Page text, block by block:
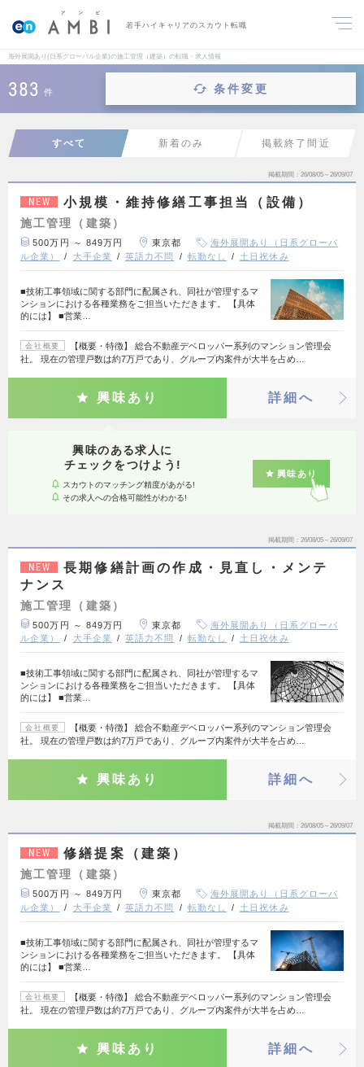
若手ハイキャリアのスカウト転職
海外展開あり(日系グローバル企業)の施工管理（建築）の転職・求人情報
383 件 条件変更
すべて 新着のみ 掲載終了間近
掲載期間 26/08/05～26/09/07
NEW 小規模・維持修繕工事担当（設備）
施工管理（建築）
500万円 ～ 849万円 東京都
海外展開あり（日系グローバ
ル企業）
大手企業 英語力不問 転勤なし 土日祝休み
■技術工事領域に関する部門に配属され、同社が管理するマ
ンションにおける各種業務をご担当いただきます。 【具体
的には】 ■営業…
会社概要
【概要・特徴】 総合不動産デベロッパー系列のマンション管理会
社。 現在の管理戸数は約7万戸であり、グループ内案件が大半を占め…
興味あり 詳細へ
興味のある求人に
チェックをつけよう!
スカウトのマッチング精度があがる!
その求人への合格可能性がわかる!
興味あり
掲載期間 26/08/05～26/09/07
NEW
長期修繕計画の作成・見直し・メンテ
ナンス
施工管理（建築）
500万円 ～ 849万円 東京都
海外展開あり（日系グローバ
ル企業）
大手企業 英語力不問 転勤なし 土日祝休み
■技術工事領域に関する部門に配属され、同社が管理するマ
ンションにおける各種業務をご担当いただきます。 【具体
的には】 ■営業…
会社概要
【概要・特徴】 総合不動産デベロッパー系列のマンション管理会
社。 現在の管理戸数は約7万戸であり、グループ内案件が大半を占め…
興味あり 詳細へ
掲載期間 26/08/05～26/09/07
NEW 修繕提案（建築）
施工管理（建築）
500万円 ～ 849万円 東京都
海外展開あり（日系グローバ
ル企業）
大手企業 英語力不問 転勤なし 土日祝休み
■技術工事領域に関する部門に配属され、同社が管理するマ
ンションにおける各種業務をご担当いただきます。 【具体
的には】 ■営業…
会社概要
【概要・特徴】 総合不動産デベロッパー系列のマンション管理会
社。 現在の管理戸数は約7万戸であり、グループ内案件が大半を占め…
興味あり 詳細へ